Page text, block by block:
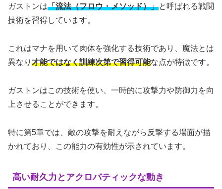
ガストンは「流法（フロウ・メソッド）」と呼ばれる戦闘
技術を習得しています。
これはマナを用いて肉体を強化する技術であり、魔法とは
異なり 才能ではなく訓練次第で習得可能な点が特徴です。
ガストンはこの技術を使い、一時的に攻撃力や防御力を向
上させることができます。
特に第5章では、敵の攻撃を耐えながら反撃する場面が描
かれており、この能力の有効性が示されています。
高い耐久力とアクロバティックな動き